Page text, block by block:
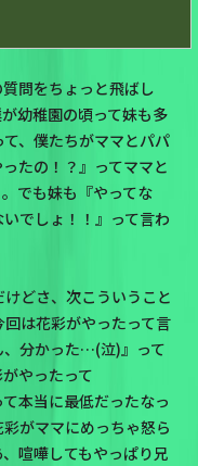
問をちょっと飛ばし
幼稚園の頃って妹も多
、僕たちがママとパパ
たの！？』ってママと
でも妹も『やってな
でしょ！！』って言わ
どさ、次こういうこと
は花彩がやったって言
、分かった…(泣)』って
やったって
本当に最低だったなっ
がママにめっちゃ怒ら
喧嘩してもやっぱり兄